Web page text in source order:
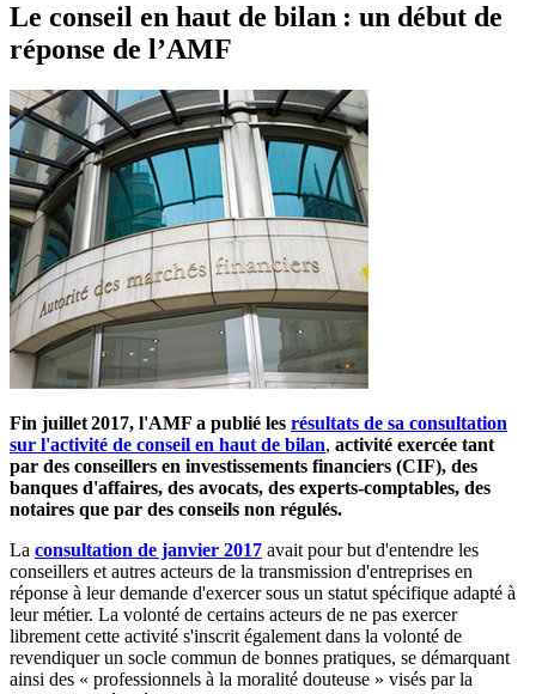
Le conseil en haut de bilan : un début de
réponse de l’AMF
Fin juillet 2017, l'AMF a publié les résultats de sa consultation
sur l'activité de conseil en haut de bilan, activité exercée tant
par des conseillers en investissements financiers (CIF), des
banques d'affaires, des avocats, des experts-comptables, des
notaires que par des conseils non régulés.
La consultation de janvier 2017 avait pour but d'entendre les
conseillers et autres acteurs de la transmission d'entreprises en
réponse à leur demande d'exercer sous un statut spécifique adapté à
leur métier. La volonté de certains acteurs de ne pas exercer
librement cette activité s'inscrit également dans la volonté de
revendiquer un socle commun de bonnes pratiques, se démarquant
ainsi des « professionnels à la moralité douteuse » visés par la